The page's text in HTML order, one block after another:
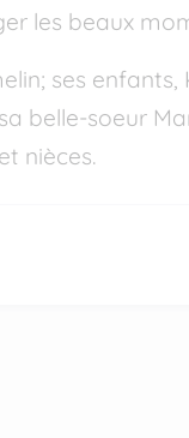
les beaux
ses
belle-soeur
nièces.